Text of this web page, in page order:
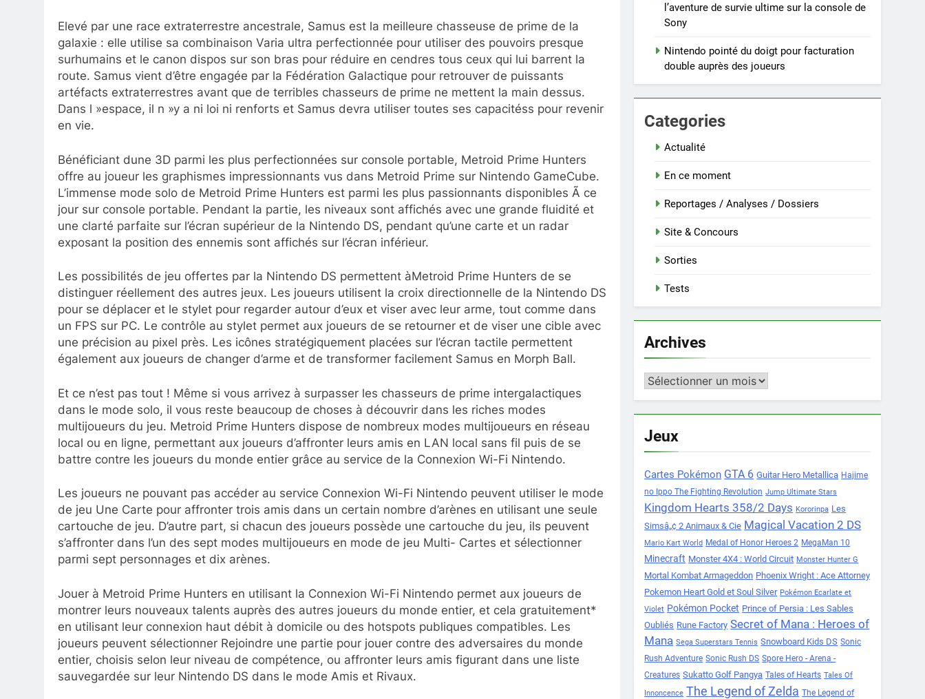
Elevé par une race extraterrestre ancestrale, Samus est la meilleure chasseuse de prime de la
galaxie : elle utilise sa combinaison Varia ultra perfectionnée pour utiliser des pouvoirs presque
surhumains et le canon dispos sur son bras pour réduire en cendres tous ceux qui lui barrent la
route. Samus vient d’être engagée par la Fédération Galactique pour retrouver de puissants
artéfacts extraterrestres avant que de terribles chasseurs de prime ne mettent la main dessus.
Dans l »espace, il n »y a ni loi ni renforts et Samus devra utiliser toutes ses capacitéss pour revenir
en vie.
Bénéficiant dune 3D parmi les plus perfectionnées sur console portable, Metroid Prime Hunters
offre au joueur les graphismes impressionnants vus dans Metroid Prime sur Nintendo GameCube.
L’immense mode solo de Metroid Prime Hunters est parmi les plus passionnants disponibles Ã ce
jour sur console portable. Pendant la partie, les niveaux sont affichés avec une grande fluidité et
une clarté parfaite sur l’écran supérieur de la Nintendo DS, pendant qu’une carte et un radar
exposant la position des ennemis sont affichés sur l’écran inférieur.
Les possibilités de jeu offertes par la Nintendo DS permettent àMetroid Prime Hunters de se
distinguer réellement des autres jeux. Les joueurs utilisent la croix directionnelle de la Nintendo DS
pour se déplacer et le stylet pour regarder autour d’eux et viser avec leur arme, tout comme dans
un FPS sur PC. Le contrôle au stylet permet aux joueurs de se retourner et de viser une cible avec
une précision au pixel près. Les icônes stratégiquement placées sur l’écran tactile permettent
également aux joueurs de changer d’arme et de transformer facilement Samus en Morph Ball.
Et ce n’est pas tout ! Même si vous arrivez à surpasser les chasseurs de prime intergalactiques
dans le mode solo, il vous reste beaucoup de choses à découvrir dans les riches modes
multijoueurs du jeu. Metroid Prime Hunters dispose de nombreux modes multijoueurs en réseau
local ou en ligne, permettant aux joueurs d’affronter leurs amis en LAN local sans fil puis de se
battre contre les joueurs du monde entier grâce au service de la Connexion Wi-Fi Nintendo.
Les joueurs ne pouvant pas accéder au service Connexion Wi-Fi Nintendo peuvent utiliser le mode
de jeu Une Carte pour affronter trois amis dans un certain nombre d’arènes en utilisant une seule
cartouche de jeu. D’autre part, si chacun des joueurs possède une cartouche du jeu, ils peuvent
s’affronter dans l’un des sept modes multijoueurs en mode de jeu Multi- Cartes et sélectionner
parmi sept personnages et dix arènes.
Jouer à Metroid Prime Hunters en utilisant la Connexion Wi-Fi Nintendo permet aux joueurs de
montrer leurs nouveaux talents auprès des autres joueurs du monde entier, et cela gratuitement*
en utilisant leur connexion haut débit à domicile ou des hotspots publiques compatibles. Les
joueurs peuvent sélectionner Rejoindre une partie pour jouer contre des adversaires du monde
entier, choisis selon leur niveau de compétence, ou affronter leurs amis figurant dans une liste
sauvegardée sur leur Nintendo DS dans le mode Amis et Rivaux.
l’aventure de survie ultime sur la console de
Sony
Nintendo pointé du doigt pour facturation
double auprès des joueurs
Categories
Actualité
En ce moment
Reportages / Analyses / Dossiers
Site & Concours
Sorties
Tests
Archives
Archives
Jeux
Cartes Pokémon GTA 6 Guitar Hero Metallica Hajime
no Ippo The Fighting Revolution Jump Ultimate Stars
Kingdom Hearts 358/2 Days Kororinpa Les
Simsâ„¢ 2 Animaux & Cie Magical Vacation 2 DS
Mario Kart World Medal of Honor Heroes 2 MegaMan 10
Minecraft Monster 4X4 : World Circuit Monster Hunter G
Mortal Kombat Armageddon Phoenix Wright : Ace Attorney
Pokemon Heart Gold et Soul Silver Pokémon Ecarlate et
Violet Pokémon Pocket Prince of Persia : Les Sables
Oubliés Rune Factory Secret of Mana : Heroes of
Mana Sega Superstars Tennis Snowboard Kids DS Sonic
Rush Adventure Sonic Rush DS Spore Hero - Arena -
Creatures Sukatto Golf Pangya Tales of Hearts Tales Of
Innoncence The Legend of Zelda The Legend of